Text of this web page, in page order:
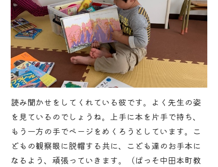
読み聞かせをしてくれている彼です。よく先生の姿
を見ているのでしょうね。上手に本を片手で持ち、
もう一方の手でページをめくろうとしています。こ
どもの観察眼に脱帽する共に、こども達のお手本に
なるよう、頑張っていきます。（ぱっそ中田本町教